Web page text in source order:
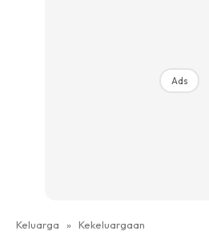
Ads
Keluarga » Kekeluargaan